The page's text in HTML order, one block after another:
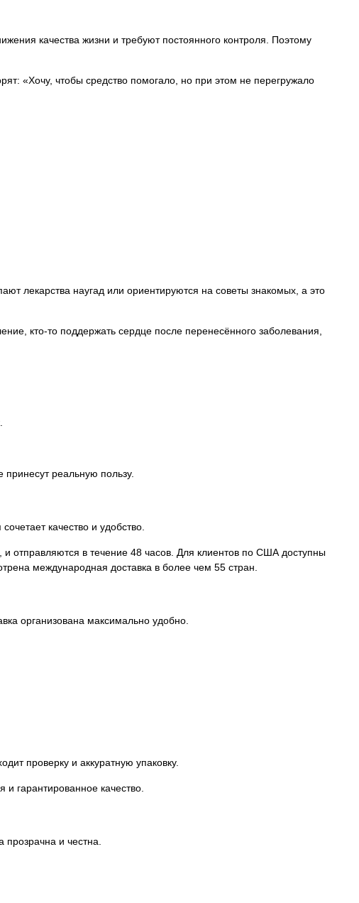
качества жизни и требуют постоянного контроля. Поэтому
«Хочу, чтобы средство помогало, но при этом не перегружало
лекарства наугад или ориентируются на советы знакомых, а это
кто-то поддержать сердце после перенесённого заболевания,
реальную пользу.
качество и удобство.
отправляются в течение 48 часов. Для клиентов по США доступны
международная доставка в более чем 55 стран.
организована максимально удобно.
проверку и аккуратную упаковку.
гарантированное качество.
и честна.